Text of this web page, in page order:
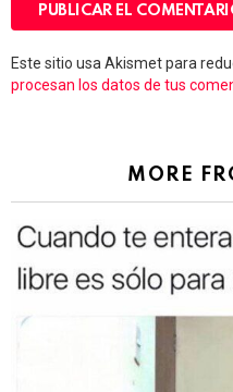
Este sitio usa Akismet para
procesan los datos de tus
MORE